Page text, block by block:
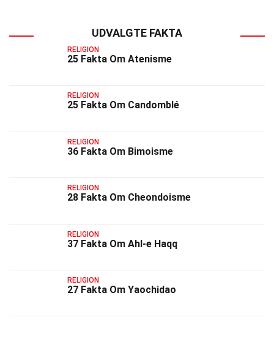
UDVALGTE FAKTA
RELIGION
25 Fakta Om Atenisme
RELIGION
25 Fakta Om Candomblé
RELIGION
36 Fakta Om Bimoisme
RELIGION
28 Fakta Om Cheondoisme
RELIGION
37 Fakta Om Ahl-e Haqq
RELIGION
27 Fakta Om Yaochidao